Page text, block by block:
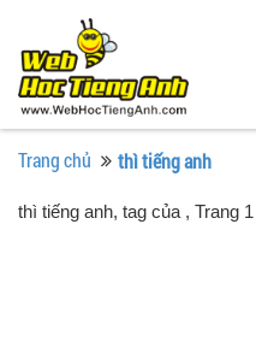
Trang chủ thì tiếng anh
thì tiếng anh, tag của , Trang 1